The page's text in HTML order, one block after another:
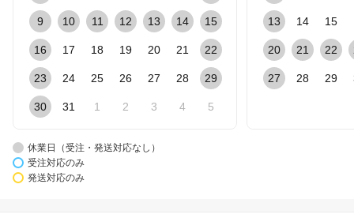
9 10 11 12 13 14 15
16 17 18 19 20 21 22
23 24 25 26 27 28 29
30 31 1 2 3 4 5
13 14 15
20 21 22
27 28 29
休業日（受注・発送対応なし）
受注対応のみ
発送対応のみ